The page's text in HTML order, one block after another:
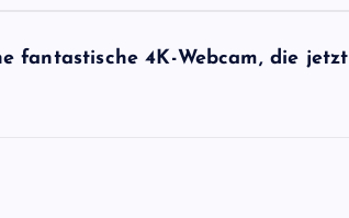
fantastische 4K-Webcam, die jetzt